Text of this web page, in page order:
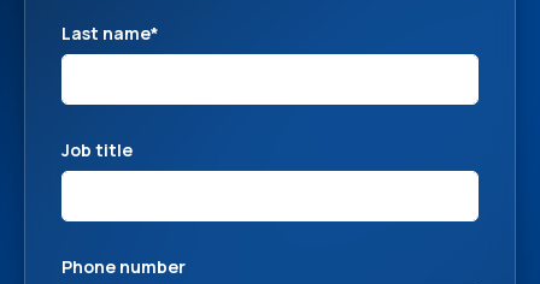
Last name*
Job title
Phone number